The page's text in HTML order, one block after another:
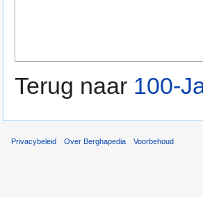
Terug naar 100-
Privacybeleid Over Berghapedia Voorbehoud